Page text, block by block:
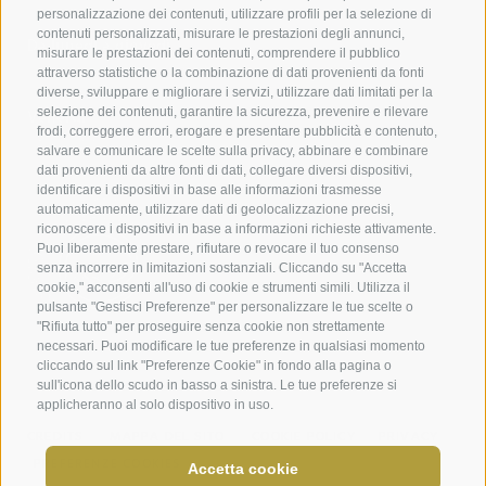
personalizzazione dei contenuti, utilizzare profili per la selezione di
contenuti personalizzati, misurare le prestazioni degli annunci,
misurare le prestazioni dei contenuti, comprendere il pubblico
attraverso statistiche o la combinazione di dati provenienti da fonti
diverse, sviluppare e migliorare i servizi, utilizzare dati limitati per la
selezione dei contenuti, garantire la sicurezza, prevenire e rilevare
frodi, correggere errori, erogare e presentare pubblicità e contenuto,
salvare e comunicare le scelte sulla privacy, abbinare e combinare
dati provenienti da altre fonti di dati, collegare diversi dispositivi,
identificare i dispositivi in base alle informazioni trasmesse
automaticamente, utilizzare dati di geolocalizzazione precisi,
riconoscere i dispositivi in base a informazioni richieste attivamente.
Puoi liberamente prestare, rifiutare o revocare il tuo consenso
senza incorrere in limitazioni sostanziali. Cliccando su "Accetta
cookie," acconsenti all'uso di cookie e strumenti simili. Utilizza il
pulsante "Gestisci Preferenze" per personalizzare le tue scelte o
"Rifiuta tutto" per proseguire senza cookie non strettamente
necessari. Puoi modificare le tue preferenze in qualsiasi momento
cliccando sul link "Preferenze Cookie" in fondo alla pagina o
sull'icona dello scudo in basso a sinistra. Le tue preferenze si
applicheranno al solo dispositivo in uso.
Accetta cookie
Da lunedì a giovedì
08:00–12:30 / 13:30–16:30
Venerdì
08:00–13:30